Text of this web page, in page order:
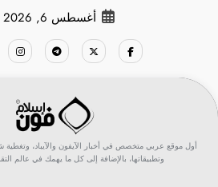
أغسطس 6, 2026
أول موقع عربي متخصص في أخبار الآيفون والآيباد، وتغطية
وتطبيقاتها، بالإضافة إلى كل ما يهمك في عالم